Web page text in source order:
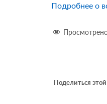
Подробнее о
Поделиться